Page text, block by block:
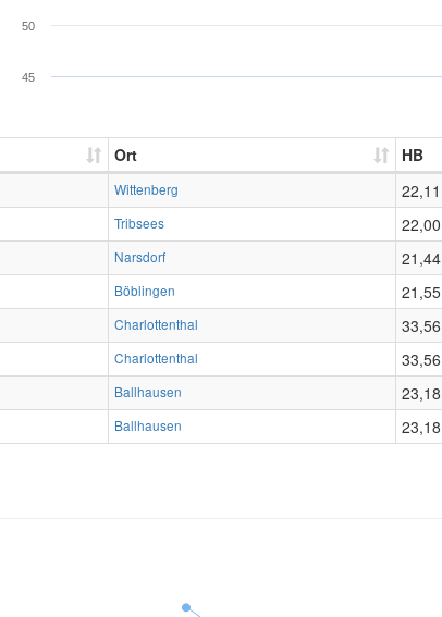
45
50
Ort HB
Wittenberg 22,11
Tribsees 22,00
Narsdorf 21,44
Böblingen 21,55
Charlottenthal 33,56
Charlottenthal 33,56
Ballhausen 23,18
Ballhausen 23,18